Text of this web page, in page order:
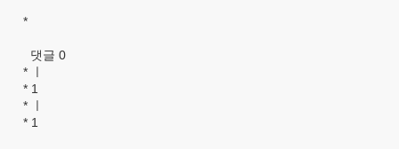
*
댓글 0
* ㅣ
* 1
* ㅣ
* 1